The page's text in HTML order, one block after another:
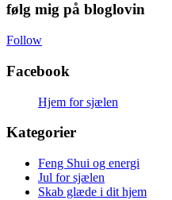
følg mig på bloglovin
Follow
Facebook
Hjem for sjælen
Kategorier
Feng Shui og energi
Jul for sjælen
Skab glæde i dit hjem